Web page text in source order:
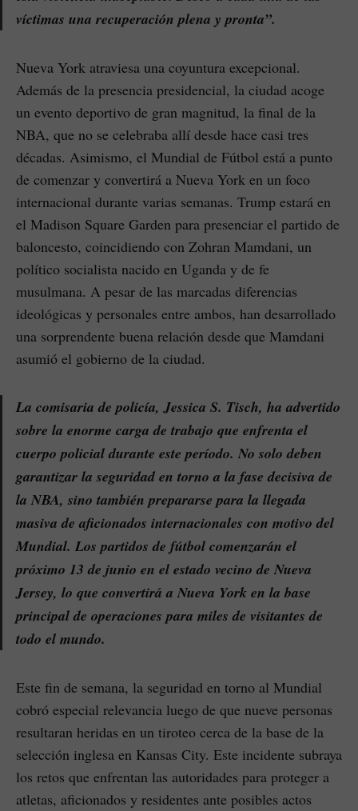
víctimas una recuperación plena y pronta”.
Nueva York atraviesa una coyuntura excepcional.
Además de la presencia presidencial, la ciudad acoge
un evento deportivo de gran magnitud, la final de la
NBA, que no se celebraba allí desde hace casi tres
décadas. Asimismo, el Mundial de Fútbol está a punto
de comenzar y convertirá a Nueva York en un foco
internacional durante varias semanas. Trump estará en
el Madison Square Garden para presenciar el partido de
baloncesto, coincidiendo con Zohran Mamdani, un
político socialista nacido en Uganda y de fe
musulmana. A pesar de las marcadas diferencias
ideológicas y personales entre ambos, han desarrollado
una sorprendente buena relación desde que Mamdani
asumió el gobierno de la ciudad.
La comisaria de policía, Jessica S. Tisch, ha advertido
sobre la enorme carga de trabajo que enfrenta el
cuerpo policial durante este período. No solo deben
garantizar la seguridad en torno a la fase decisiva de
la NBA, sino también prepararse para la llegada
masiva de aficionados internacionales con motivo del
Mundial. Los partidos de fútbol comenzarán el
próximo 13 de junio en el estado vecino de Nueva
Jersey, lo que convertirá a Nueva York en la base
principal de operaciones para miles de visitantes de
todo el mundo.
Este fin de semana, la seguridad en torno al Mundial
cobró especial relevancia luego de que nueve personas
resultaran heridas en un tiroteo cerca de la base de la
selección inglesa en Kansas City. Este incidente subraya
los retos que enfrentan las autoridades para proteger a
atletas, aficionados y residentes ante posibles actos